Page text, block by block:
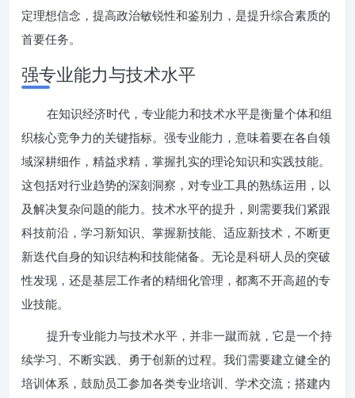
定理想信念，提高政治敏锐性和鉴别力，是提升综合素质的
首要任务。
强专业能力与技术水平
在知识经济时代，专业能力和技术水平是衡量个体和组
织核心竞争力的关键指标。强专业能力，意味着要在各自领
域深耕细作，精益求精，掌握扎实的理论知识和实践技能。
这包括对行业趋势的深刻洞察，对专业工具的熟练运用，以
及解决复杂问题的能力。技术水平的提升，则需要我们紧跟
科技前沿，学习新知识、掌握新技能、适应新技术，不断更
新迭代自身的知识结构和技能储备。无论是科研人员的突破
性发现，还是基层工作者的精细化管理，都离不开高超的专
业技能。
提升专业能力与技术水平，并非一蹴而就，它是一个持
续学习、不断实践、勇于创新的过程。我们需要建立健全的
培训体系，鼓励员工参加各类专业培训、学术交流；搭建内